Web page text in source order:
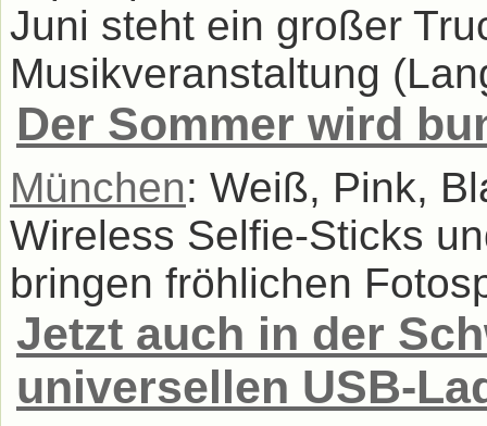
Juni steht ein großer
Musikveranstaltung
Der Sommer wird
München: Weiß, Pink,
Wireless Selfie-Sticks
bringen fröhlichen
Jetzt auch in der
universellen USB-